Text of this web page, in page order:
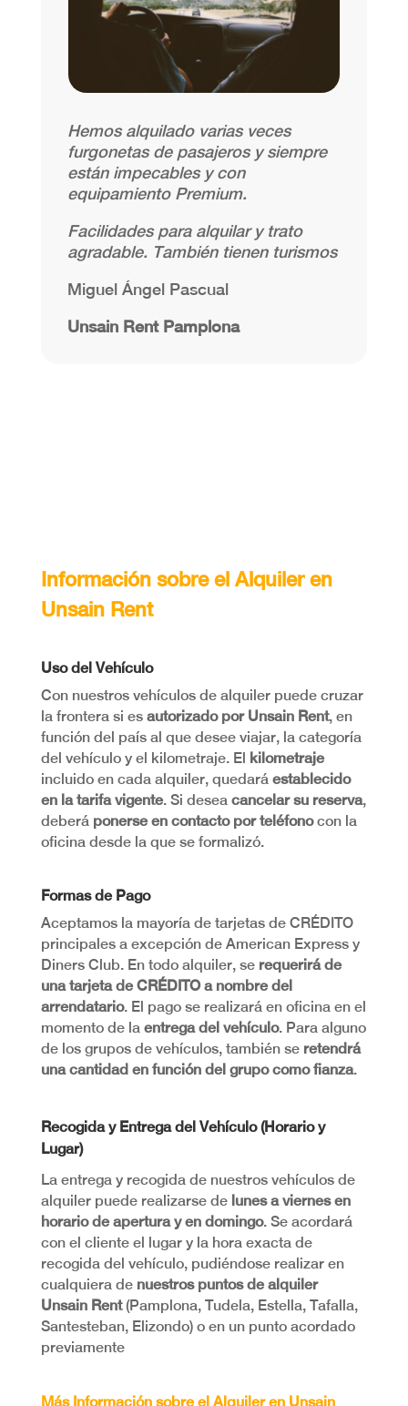
Hemos alquilado varias veces
furgonetas de pasajeros y siempre
están impecables y con
equipamiento Premium.
Facilidades para alquilary trato
agradable. También tienen turismos
Miguel Ángel Pascual
Unsain Rent Pamplona
Información sobre el Alquiler en
Unsain Rent
Uso del Vehículo
Con nuestros vehículos de alquiler puede cruzar
la frontera si es autorizado por Unsain Rent, en
función del país al que desee viajar, la categoría
del vehículo y el kilometraje. El kilometraje
incluido en cada alquiler, quedará establecido
en la tarifa vigente. Si desea cancelar su reserva,
deberáponerse en contacto por teléfonocon la
oficina desde la que se formalizó.
Formas de Pago
Aceptamos la mayoría de tarjetas de CRÉDITO
principales a excepción de American Express y
Diners Club. En todo alquiler, serequerirá de
una tarjeta de CRÉDITO a nombre del
arrendatario. El pago se realizará en oficina en el
momento de la entrega del vehículo. Para alguno
de los grupos de vehículos, también se retendrá
una cantidad en función del grupo como fianza.
Recogida y Entrega del Vehículo (Horario y
Lugar)
La entrega y recogida de nuestros vehículos de
alquiler puede realizarse de lunes a viernes en
horario de apertura y en domingo. Se acordará
con el cliente el lugar y la hora exacta de
recogida del vehículo, pudiéndose realizar en
cualquiera de nuestros puntos de alquiler
Unsain Rent(Pamplona, Tudela, Estella, Tafalla,
Santesteban, Elizondo) o en un punto acordado
previamente
Más Información sobre el Alquiler en Unsain